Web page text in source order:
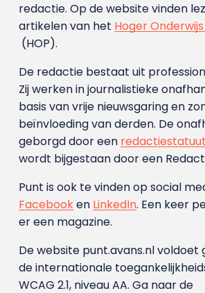
redactie. Op de website vinden
artikelen van het Hoger
(HOP).
De redactie bestaat uit
Zij werken in journalistieke
basis van vrije nieuwsgaring en
beïnvloeding van derden. De
geborgd door een redactiestatuut
wordt bijgestaan door een
Punt is ook te vinden op social
Facebooken LinkedIn. Een keer
er een magazine.
De website punt.avans.nl voldoet
de internationale
WCAG 2.1, niveau AA. Ga naar de